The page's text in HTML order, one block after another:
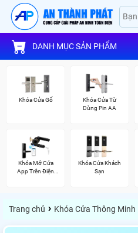
DANH MỤC SẢN PHẨM
Khóa Cửa Gổ
Khóa Cửa Từ
Dùng Pin AA
Khóa Mở Cửa
App Trên Điện
Khóa Cửa Khách
Sạn
Trang chủ › Khóa Cửa Thông Minh